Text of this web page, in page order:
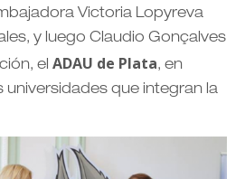
Victoria Lopyreva
y luego Claudio Gonçalves
el ADAU de Plata, en
universidades que integran la